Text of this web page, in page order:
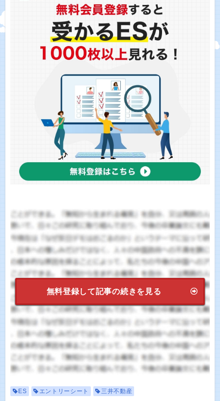
無料登録して記事の続きを見る
ES エントリーシート 三井不動産